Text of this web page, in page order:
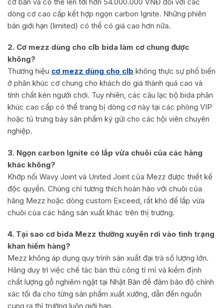
dòng cơ cao cấp kết hợp ngọn carbon Ignite. Những phiên
bản giới hạn (limited) có thể có giá cao hơn nữa.
2. Cơ mezz dùng cho clb bida làm cơ chung được
không?
Thương hiệu cơ mezz dùng cho clb không thực sự phổ biến
ở phân khúc cơ chung cho khách do giá thành quá cao và
tính chất kén người chơi. Tuy nhiên, các câu lạc bộ bida phân
khúc cao cấp có thể trang bị dòng cơ này tại các phòng VIP
hoặc tủ trưng bày sản phẩm ký gửi cho các hội viên chuyên
nghiệp.
3. Ngọn carbon Ignite có lắp vừa chuôi của các hãng
khác không?
Khớp nối Wavy Joint và United Joint của Mezz được thiết kế
độc quyền. Chúng chỉ tương thích hoàn hảo với chuôi của
hãng Mezz hoặc dòng custom Exceed, rất khó để lắp vừa
chuôi của các hãng sản xuất khác trên thị trường.
4. Tại sao cơ bida Mezz thường xuyên rơi vào tình trạng
khan hiếm hàng?
Mezz không áp dụng quy trình sản xuất đại trà số lượng lớn.
Hãng duy trì việc chế tác bán thủ công tỉ mỉ và kiểm định
chất lượng gỗ nghiêm ngặt tại Nhật Bản để đảm bảo độ chính
xác tối đa cho từng sản phẩm xuất xưởng, dẫn đến nguồn
cung ra thị trường luôn giới hạn.